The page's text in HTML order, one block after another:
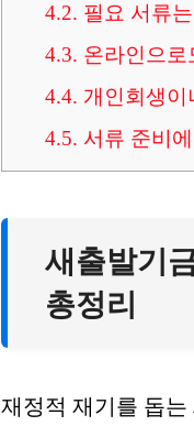
4.2. 필요 서류
4.3. 온라인으로
4.4. 개인회생이
4.5. 서류 준비
새출발기
총정리
재정적 재기를 돕